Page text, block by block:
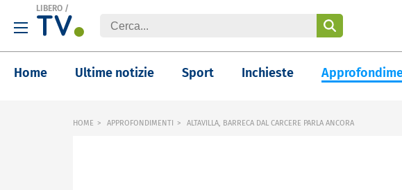
LIBERO /
Home Ultime notizie Sport Inchieste
HOME APPROFONDIMENTI ALTAVILLA, BARRECA DAL CARCERE PARLA ANCORA